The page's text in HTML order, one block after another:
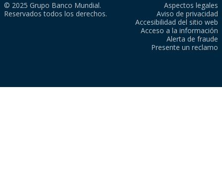
© 2025 Grupo Banco Mundial.
Reservados todos los derechos.
Aspectos legales
Aviso de privacidad
Accesibilidad del sitio web
Acceso a la información
Alerta de fraude
Presente un reclamo